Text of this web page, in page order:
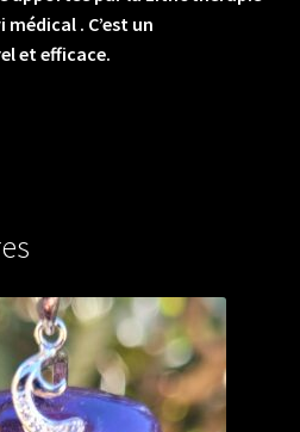
médical . C’est un
et efficace.